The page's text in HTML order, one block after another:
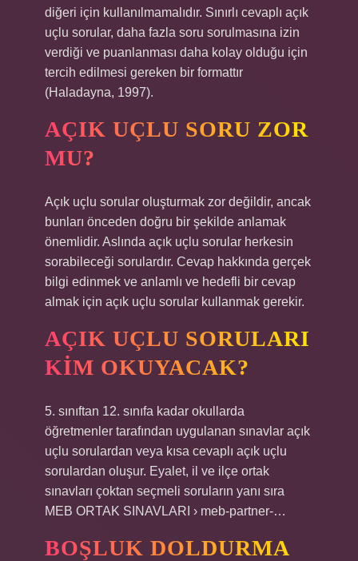
diğeri için kullanılmamalıdır. Sınırlı cevaplı açık
uçlu sorular, daha fazla soru sorulmasına izin
verdiği ve puanlanması daha kolay olduğu için
tercih edilmesi gereken bir formattır
(Haladayna, 1997).
AÇIK UÇLU SORU ZOR
MU?
Açık uçlu sorular oluşturmak zor değildir, ancak
bunları önceden doğru bir şekilde anlamak
önemlidir. Aslında açık uçlu sorular herkesin
sorabileceği sorulardır. Cevap hakkında gerçek
bilgi edinmek ve anlamlı ve hedefli bir cevap
almak için açık uçlu sorular kullanmak gerekir.
AÇIK UÇLU SORULARI
KIM OKUYACAK?
5. sınıftan 12. sınıfa kadar okullarda
öğretmenler tarafından uygulanan sınavlar açık
uçlu sorulardan veya kısa cevaplı açık uçlu
sorulardan oluşur. Eyalet, il ve ilçe ortak
sınavları çoktan seçmeli soruların yanı sıra
MEB ORTAK SINAVLARI › meb-partner-…
BOŞLUK DOLDURMA